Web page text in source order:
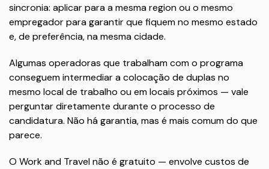
sincronia: aplicar para a mesma region ou o mesmo
empregador para garantir que fiquem no mesmo estado
e, de preferência, na mesma cidade.
Algumas operadoras que trabalham com o programa
conseguem intermediar a colocação de duplas no
mesmo local de trabalho ou em locais próximos — vale
perguntar diretamente durante o processo de
candidatura. Não há garantia, mas é mais comum do que
parece.
O Work and Travel não é gratuito — envolve custos de